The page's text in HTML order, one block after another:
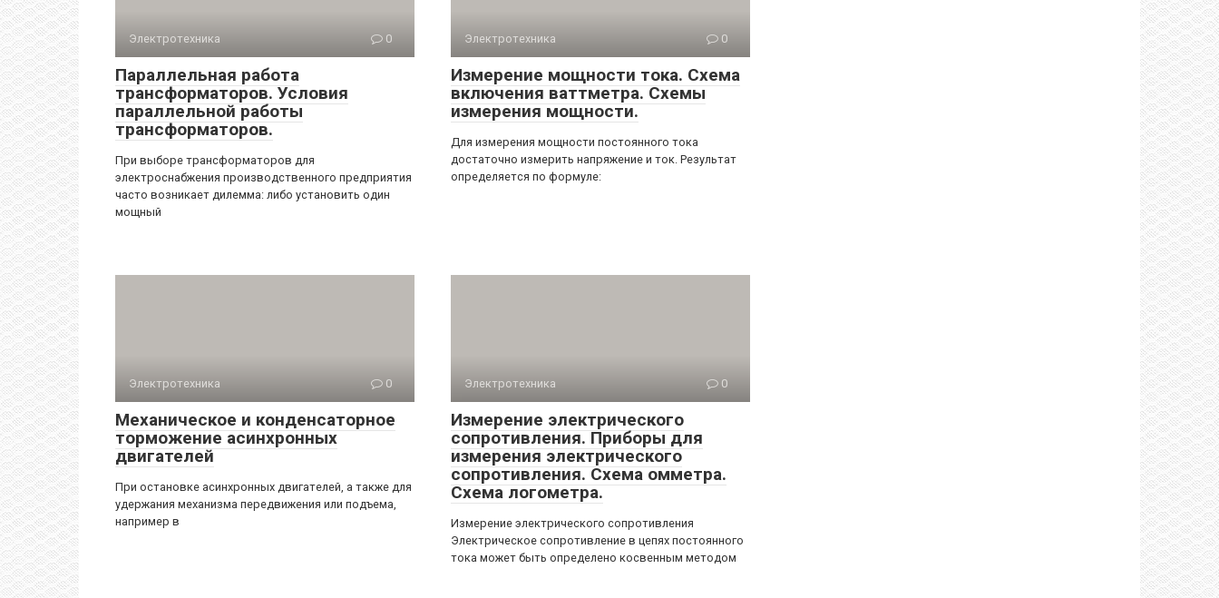
Электротехника 0
Параллельная работа
трансформаторов. Условия
параллельной работы
трансформаторов.
При выборе трансформаторов для
электроснабжения производственного предприятия
часто возникает дилемма: либо установить один
мощный
Электротехника 0
Измерение мощности тока. Схема
включения ваттметра. Схемы
измерения мощности.
Для измерения мощности постоянного тока
достаточно измерить напряжение и ток. Результат
определяется по формуле:
Электротехника 0
Механическое и конденсаторное
торможение асинхронных
двигателей
При остановке асинхронных двигателей, а также для
удержания механизма передвижения или подъема,
например в
Электротехника 0
Измерение электрического
сопротивления. Приборы для
измерения электрического
сопротивления. Схема омметра.
Схема логометра.
Измерение электрического сопротивления
Электрическое сопротивление в цепях постоянного
тока может быть определено косвенным методом